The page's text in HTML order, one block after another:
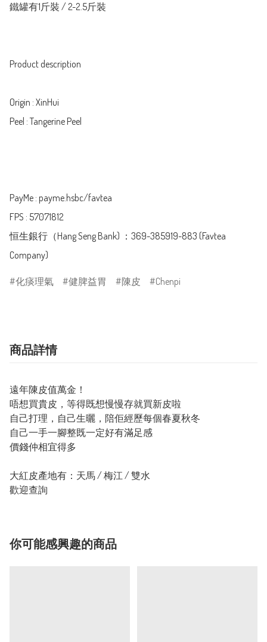
鐵罐有1斤裝 / 2-2.5斤裝
Product description
Origin : XinHui
Peel : Tangerine Peel
PayMe : payme.hsbc/favtea
FPS : 57071812
恒生銀行（Hang Seng Bank) ：369-385919-883 (Favtea
Company)
化痰理氣 健脾益胃 陳皮 Chenpi
商品詳情
遠年陳皮值萬金！
唔想買貴皮，等得既想慢慢存就買新皮啦
自己打理，自己生曬，陪佢經歷每個春夏秋冬
自己一手一腳整既一定好有滿足感
價錢仲相宜得多
大紅皮產地有：天馬 / 梅江 / 雙水
歡迎查詢
你可能感興趣的商品